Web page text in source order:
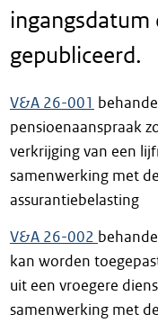
ingangsdatum
gepubliceerd.
V&A 26-001
pensioenaanspraak
verkrijging van een
samenwerking met
assurantiebelasting
V&A 26-002
kan worden
uit een vroegere
samenwerking met